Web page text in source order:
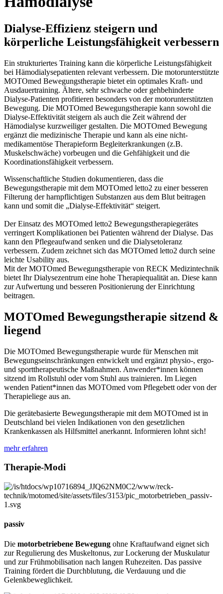
Dialyse-Effizienz steigern und
körperliche Leistungsfähigkeit verbessern
Ein strukturiertes Training kann die körperliche Leistungsfähigkeit
bei Hämodialysepatienten relevant verbessern. Die motorunterstützte
MOTOmed Bewegungstherapie bietet ein optimales Kraft- und
Ausdauertraining. Ältere, sehr schwache oder gehbehinderte
Dialyse-Patienten profitieren besonders von der motorunterstützten
Bewegung. Die MOTOmed Bewegungstherapie kann sowohl die
Dialyse-Effektivität steigern als auch die Zeit während der
Hämodialyse kurzweiliger gestalten. Die MOTOmed Bewegung
ergänzt die medizinische Therapie und kann als eine nicht-
medikamentöse Therapieform Begleiterkrankungen (z.B.
Muskelschwäche) vorbeugen und die Gehfähigkeit und die
Koordinationsfähigkeit verbessern.
Wissenschaftliche Studien dokumentieren, dass die
Bewegungstherapie mit dem MOTOmed letto2 zu einer besseren
Filterung der harnpflichtigen Substanzen aus dem Blut beitragen
kann und somit die „Dialyse-Effektivität“ steigert.
Der Einsatz des MOTOmed letto2 Bewegungstherapiegerätes
verringert Komplikationen bei Patienten während der Dialyse. Das
kann den Pflegeaufwand senken und die Dialysetoleranz
verbessern. Zudem zeichnet sich das MOTOmed letto2 durch seine
leichte Usability aus.
Mit der MOTOmed Bewegungstherapie von RECK Medizintechnik
bietet Ihr Dialysezentrum eine hohe Therapiequalität an. Diese kann
zur Aufwertung und besseren Positionierung der Einrichtung
beitragen.
MOTOmed Bewegungstherapie sitzend &
liegend
Die MOTOmed Bewegungstherapie wurde für Menschen mit
Bewegungseinschränkungen entwickelt und ergänzt physio-, ergo-
und sporttherapeutische Maßnahmen. Anwender*innen können
sitzend im Rollstuhl oder vom Stuhl aus trainieren. Im Liegen
wenden Patient*innen das MOTOmed vom Pflegebett oder von der
Therapieliege aus an.
Die gerätebasierte Bewegungstherapie mit dem MOTOmed ist in
Deutschland bei vielen Indikationen von den gesetzlichen
Krankenkassen als Hilfsmittel anerkannt. Informieren lohnt sich!
mehr erfahren
Therapie-Modi
passiv
Die motorbetriebene Bewegung ohne Kraftaufwand eignet sich
zur Regulierung des Muskeltonus, zur Lockerung der Muskulatur
und zur Frühmobilisation nach langen Ruhezeiten. Das passive
Training fördert die Durchblutung, die Verdauung und die
Gelenkbeweglichkeit.